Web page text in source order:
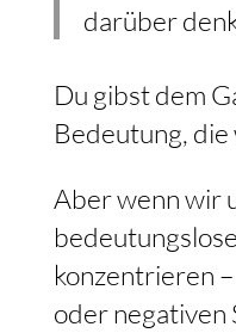
darüber
Du gibst dem
Bedeutung,
Aber wenn wir
konzentrieren
oder negativen